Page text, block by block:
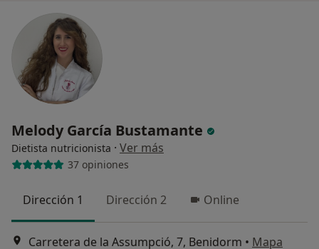
Melody García Bustamante
Dietista nutricionista · Ver más
37 opiniones
Dirección 1 Dirección 2 Online
Carretera de la Assumpció, 7, Benidorm • Mapa